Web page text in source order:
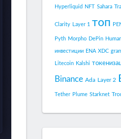
Hyperliquid NFT Sahara
Clarity Layer 1 топ
Pyth Morpho DePin
инвестиции ENA XDC
Litecoin Kalshi
Binance Ada Layer 2
Tether Plume Starknet